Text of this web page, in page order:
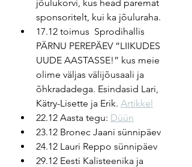
jõulukorvi, kus head paremat
sponsoritelt, kui ka jõuluraha.
17.12 toimus  Sprodihallis
PÄRNU PEREPÄEV “LIIKUDES
UUDE AASTASSE!” kus meie
olime väljas välijõusaali ja
õhkradadega. Esindasid Lari,
Kätry-Lisette ja Erik. Artikkel
22.12 Aasta tegu: Düün
23.12 Bronec Jaani sünnipäev
24.12 Lauri Reppo sünnipäev
29.12 Eesti Kalisteenika ja